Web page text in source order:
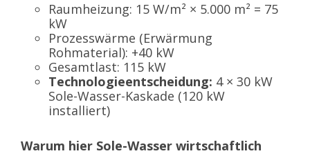
Raumheizung: 15 W/m² × 5.000 m² = 75
kW
Prozesswärme (Erwärmung
Rohmaterial): +40 kW
Gesamtlast: 115 kW
Technologieentscheidung: 4 × 30 kW
Sole-Wasser-Kaskade (120 kW
installiert)
Warum hier Sole-Wasser wirtschaftlich